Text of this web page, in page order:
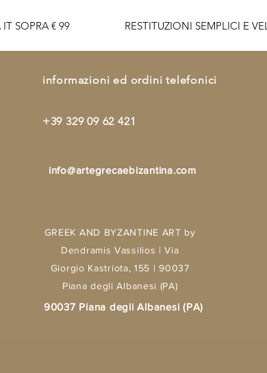
IT SOPRA € 99                    RESTITUZIONI
informazioni ed ordini telefonici
+39 329 09 62 421
info@artegrecaebizantina.com
GREEK AND BYZANTINE ART by
Dendramis Vassilios | Via
Giorgio Kastriota, 155 | 90037
Piana degli Albanesi (PA)
90037 Piana degli Albanesi (PA)